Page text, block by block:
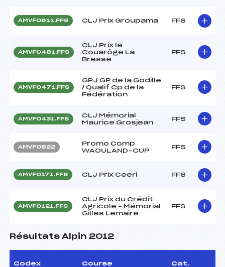
AMVF0611.FFS CLJ Prix Groupama FFS
AMVF0481.FFS
CLJ Prix le
Couarôge La
Bresse
FFS
AMVF0471.FFS
GPJ GP de la Godille
/ Qualif Cp de la
Fédération
FFS
AMVF0431.FFS
CLJ Mémorial
Maurice Grosjean
FFS
AMVF0822
Promo Comp
WAOULAND-CUP
FFS
AMVF0171.FFS CLJ Prix Ceeri FFS
AMVF0121.FFS
CLJ Prix du Crédit
Agricole – Mémorial
Gilles Lemaire
FFS
Résultats Alpin 2012
Codex Course Cat.